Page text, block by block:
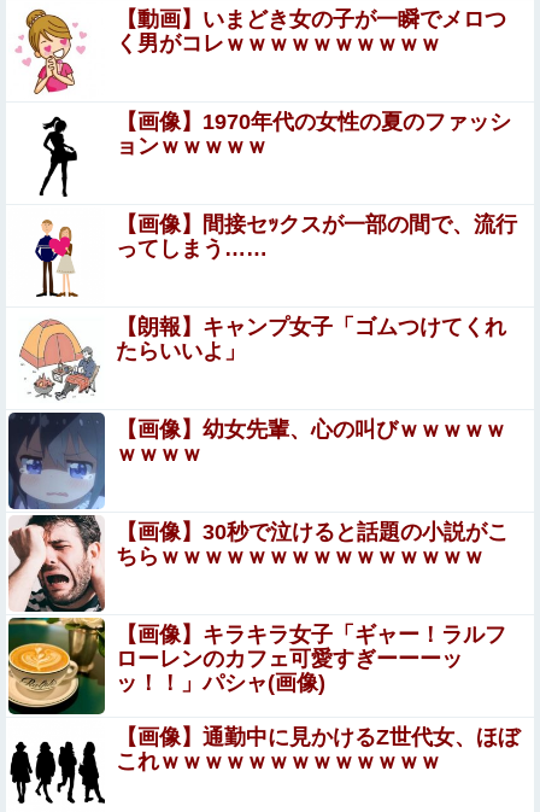
【画像】 JK「パンツ見ないでください！」⇒ｗｗ
【画像】女幽霊さん、セクシー女優デビュー！！！
女さん、ワンピースグッズを大量注文→全キャンセルで逮
捕ｗｗｗ
【流出】 清楚系女子大生、裏でこんなハードコアセ○クス
してたとか嘘だろ…（動画あり）
年間売上が16億4000万円を超える「1人事業者」
がAIの支援を受けて2年で約3倍に急増
【閲覧注意】麻薬カルテルに処刑される男「待って！こん
な死に方聞いてない！」⇒ これはヤバい
リュウジ氏「ダルい料理トップ10に入る」夏の定番料理は
冷やし中華 「あり得ないほどダルい」
成人向けゲーム『ヤリステ メスブター』開発者絶望、銀行
がsteamからの入金を拒否→金が入ってなくても売上金額
分の納税義務あり
内田梨瑚受刑者「社会に戻りたいです」
自民党･小渕優子氏､高市首相の消費税減税方針に反対表明
｢ツケは次世代に｣｢私が知っている税調の進め方ではない｣
同窓会でいじめっ子が話を美化し「俺のおかげで社会で耐
えられる体ができたろw」と調子に乗る←武道で体を鍛え
た元被害者に詰め寄られて顔面蒼白で平謝りｗｗｗ
【動画】野菜売りのおじさんにドローンを特攻させるおそ
【動画】いまどき女の子が一瞬でメロつ
く男がコレｗｗｗｗｗｗｗｗｗｗ
【画像】1970年代の女性の夏のファッシ
ョンｗｗｗｗｗ
【画像】間接セｯクスが一部の間で、流行
ってしまう……
【朗報】キャンプ女子「ゴムつけてくれ
たらいいよ」
【画像】幼女先輩、心の叫びｗｗｗｗｗ
ｗｗｗｗ
【画像】30秒で泣けると話題の小説がこ
ちらｗｗｗｗｗｗｗｗｗｗｗｗｗｗｗ
【画像】キラキラ女子「ギャー！ラルフ
ローレンのカフェ可愛すぎーーーッ
ッ！！」パシャ(画像)
【画像】通勤中に見かけるZ世代女、ほぼ
これｗｗｗｗｗｗｗｗｗｗｗｗｗ